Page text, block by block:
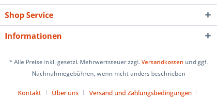
Shop Service
Informationen
* Alle Preise inkl. gesetzl. Mehrwertsteuer zzgl.Versandkosten und ggf.
Nachnahmegebühren, wenn nicht anders beschrieben
Kontakt Über uns
Versand und Zahlungsbedingungen